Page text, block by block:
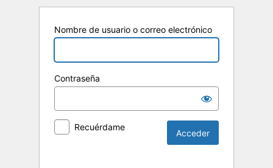
Nombre de usuario o correo electrónico
Contraseña
Recuérdame